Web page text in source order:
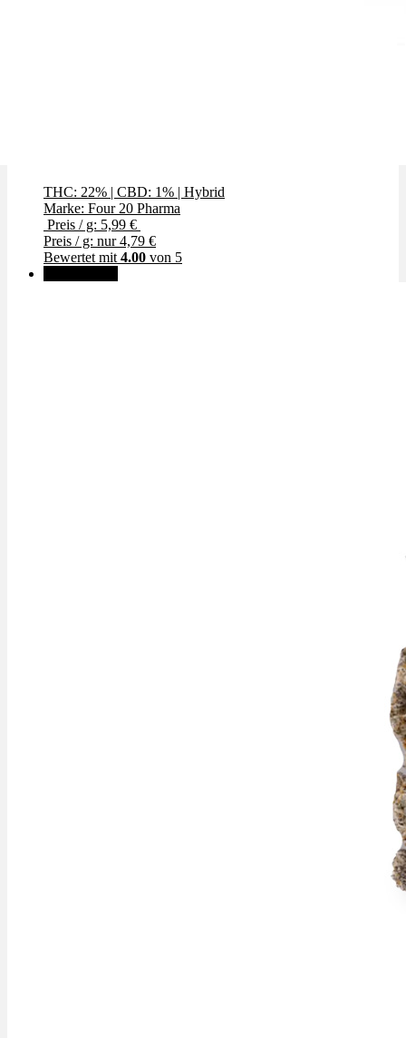
THC: 22% | CBD: 1% | Hybrid
Marke: Four 20 Pharma
Preis / g: 5,99 €
Preis / g: nur 4,79 €
Bewertet mit 4.00 von 5